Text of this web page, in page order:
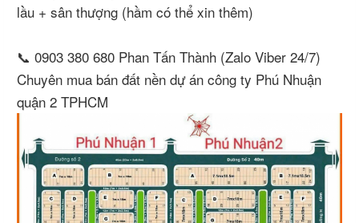
lầu + sân thượng (hầm có thể xin thêm)
📞 0903 380 680 Phan Tấn Thành (Zalo Viber 24/7)
Chuyên mua bán đất nền dự án công ty Phú Nhuận
quận 2 TPHCM